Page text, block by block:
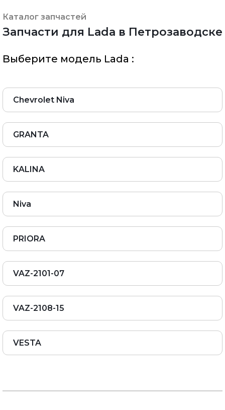
Каталог запчастей
Запчасти для Lada в Петрозаводске
Выберите модель Lada :
Chevrolet Niva
GRANTA
KALINA
Niva
PRIORA
VAZ-2101-07
VAZ-2108-15
VESTA